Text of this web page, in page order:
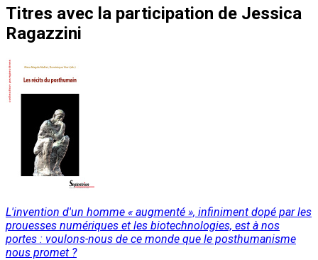
Titres avec la participation de Jessica
Ragazzini
L'invention d'un homme « augmenté », infiniment dopé par les
prouesses numériques et les biotechnologies, est à nos
portes : voulons-nous de ce monde que le posthumanisme
nous promet ?